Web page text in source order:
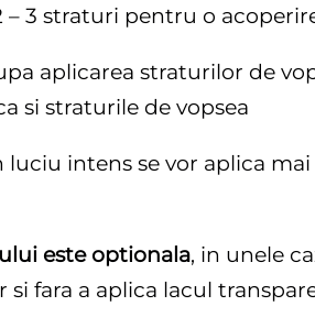
– 3 straturi pentru o
aplicarea straturilor de
si straturile de vopsea
luciu intens se vor aplica
este optionala, in unele
si fara a aplica lacul